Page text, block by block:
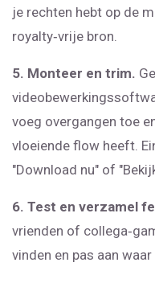
je rechten hebt op de
royalty‑vrije bron.
5. Monteer en trim.
voeg overgangen toe
vloeiende flow heeft.
"Download nu" of
6. Test en verzamel
vrienden of
vinden en pas aan